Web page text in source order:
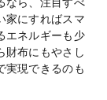
家にすればスマ
エネルギーも少
財布にもやさし
実現できるのも